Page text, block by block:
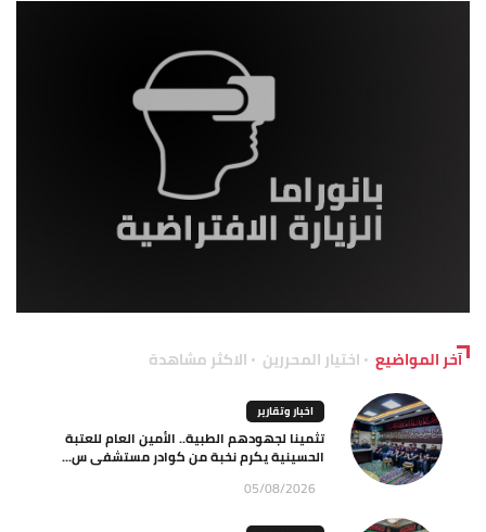
آخر المواضيع اختيار المحررين الاكثر مشاهدة
اخبار وتقارير
تثمينا لجهودهم الطبية.. الأمين العام للعتبة
الحسينية يكرم نخبة من كوادر مستشفى س...
05/08/2026